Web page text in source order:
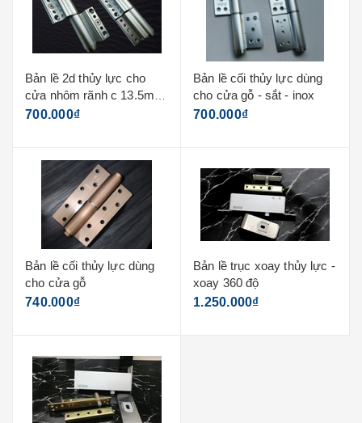
Bản lề 2d thủy lực cho
cửa nhôm rãnh c 13.5mm
châu âu
700.000₫
Bản lề cối thủy lực dùng
cho cửa gỗ - sắt - inox
700.000₫
Bản lề cối thủy lực dùng
cho cửa gỗ
740.000₫
Bản lề trục xoay thủy lực -
xoay 360 độ
1.250.000₫